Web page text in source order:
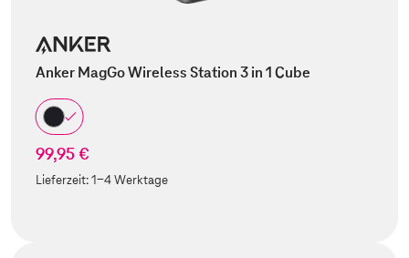
Anker MagGo Wireless Station 3 in 1 Cube
99,95 €
Lieferzeit:1-4 Werktage